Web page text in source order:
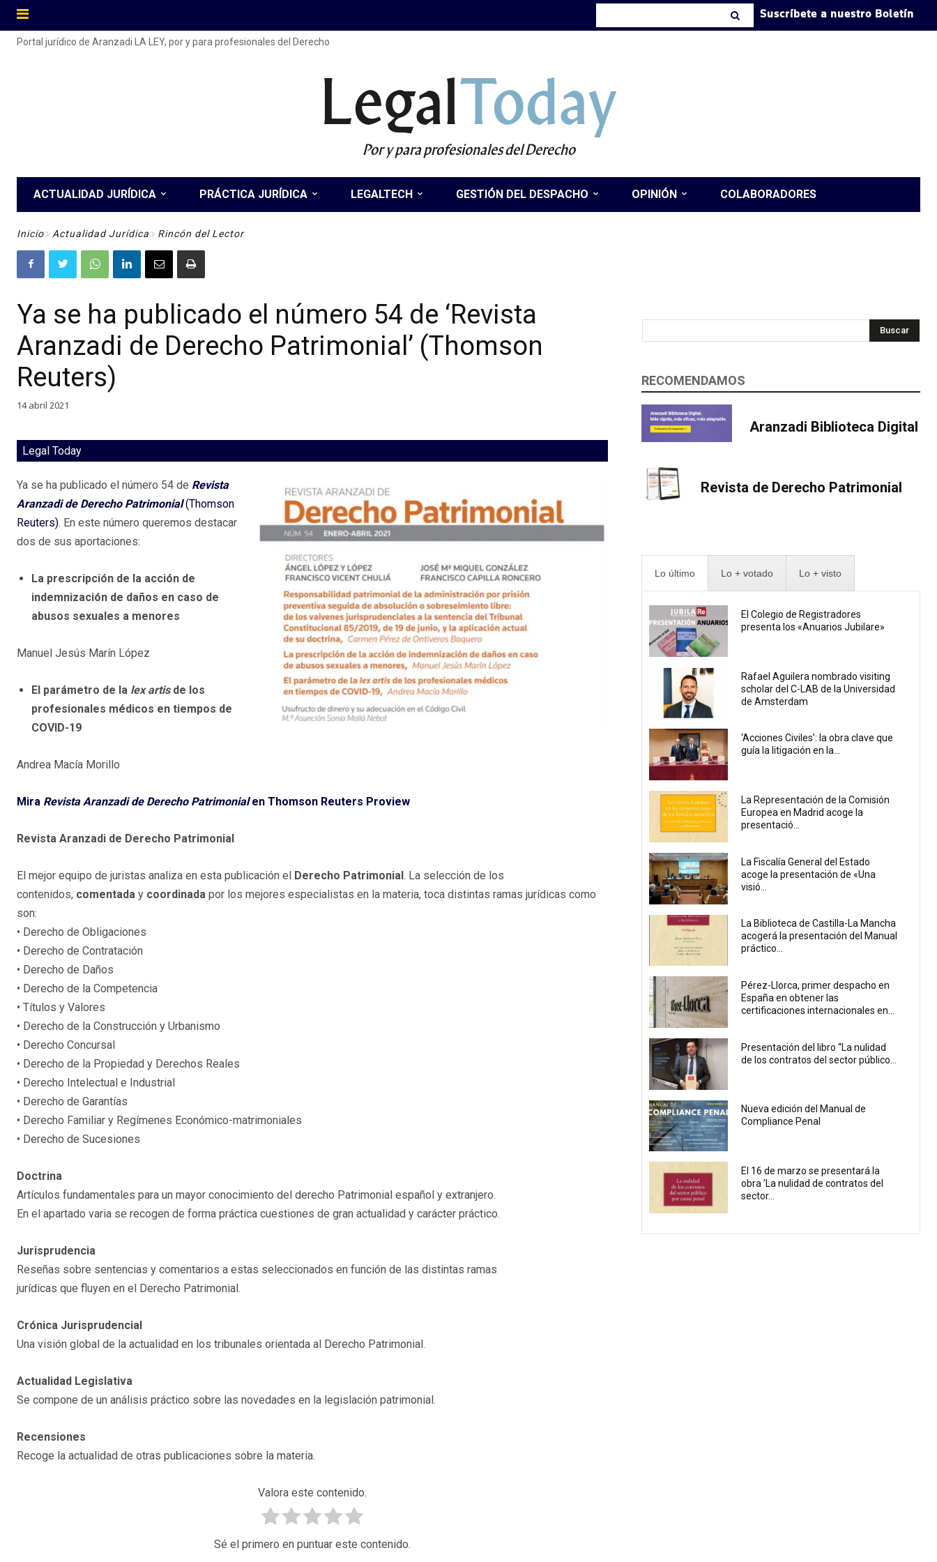
Suscríbete a nuestro Boletín
Portal jurídico de Aranzadi LA LEY, por y para profesionales del Derecho
LegalToday
Por y para profesionales del Derecho
ACTUALIDAD JURÍDICA PRÁCTICA JURÍDICA LEGALTECH GESTIÓN DEL DESPACHO OPINIÓN COLABORADORES
Inicio Actualidad Jurídica Rincón del Lector
Ya se ha publicado el número 54 de ‘Revista
Aranzadi de Derecho Patrimonial’ (Thomson
Reuters)
14 abril 2021
Legal Today
Ya se ha publicado el número 54 de Revista
Aranzadi de Derecho Patrimonial(Thomson
Reuters). En este número queremos destacar
dos de sus aportaciones:
La prescripción de la acción de
indemnización de daños en caso de
abusos sexuales a menores
Manuel Jesús Marín López
El parámetro de la lex artisde los
profesionales médicos en tiempos de
COVID-19
Andrea Macía Morillo
Mira Revista Aranzadi de Derecho Patrimonialen Thomson Reuters Proview
Revista Aranzadi de Derecho Patrimonial
El mejor equipo de juristas analiza en esta publicación el Derecho Patrimonial . La selección de los
contenidos, comentada y coordinada por los mejores especialistas en la materia, toca distintas ramas jurídicas como
son:
• Derecho de Obligaciones
• Derecho de Contratación
• Derecho de Daños
• Derecho de la Competencia
• Títulos y Valores
• Derecho de la Construcción y Urbanismo
• Derecho Concursal
• Derecho de la Propiedad y Derechos Reales
• Derecho Intelectual e Industrial
• Derecho de Garantías
• Derecho Familiar y Regímenes Económico-matrimoniales
• Derecho de Sucesiones
Doctrina
Artículos fundamentales para un mayor conocimiento del derecho Patrimonial español y extranjero.
En el apartado varia se recogen de forma práctica cuestiones de gran actualidad y carácter práctico.
Jurisprudencia
Reseñas sobre sentencias y comentarios a estas seleccionados en función de las distintas ramas
jurídicas que fluyen en el Derecho Patrimonial.
Crónica Jurisprudencial
Una visión global de la actualidad en los tribunales orientada al Derecho Patrimonial.
Actualidad Legislativa
Se compone de un análisis práctico sobre las novedades en la legislación patrimonial.
Recensiones
Recoge la actualidad de otras publicaciones sobre la materia.
Valora este contenido.
Sé el primero en puntuar este contenido.
Buscar
RECOMENDAMOS
Aranzadi Biblioteca Digital
Revista de Derecho Patrimonial
Lo último Lo + votado Lo + visto
El Colegio de Registradores
presenta los «Anuarios Jubilare»
Rafael Aguilera nombrado visiting
scholar del C-LAB de la Universidad
de Amsterdam
‘Acciones Civiles’: la obra clave que
guía la litigación en la...
La Representación de la Comisión
Europea en Madrid acoge la
presentació...
La Fiscalía General del Estado
acoge la presentación de «Una
visió...
La Biblioteca de Castilla-La Mancha
acogerá la presentación del Manual
práctico...
Pérez-Llorca, primer despacho en
España en obtener las
certificaciones internacionales en...
Presentación del libro “La nulidad
de los contratos del sector público...
Nueva edición del Manual de
Compliance Penal
El 16 de marzo se presentará la
obra 'La nulidad de contratos del
sector...